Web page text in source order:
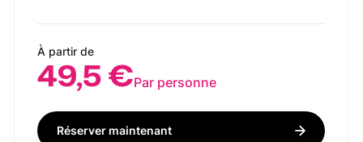
À partir de
49,5 €Par personne
Réserver maintenant